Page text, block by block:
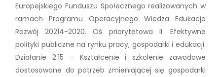
Europejskiego Funduszu Społecznego realizowanych w
ramach Programu Operacyjnego Wiedza Edukacja
Rozwój 20214-2020. Oś priorytetowa II. Efektywne
polityki publiczne na rynku pracy, gospodarki i edukacji.
Działanie 2.15 – Kształcenie i szkolenie zawodowe
dostosowane do potrzeb zmieniającej się gospodarki